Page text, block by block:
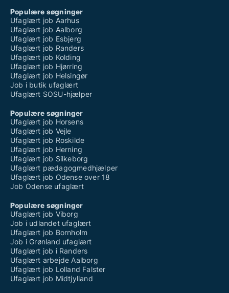
Populære søgninger
Ufaglært job Aarhus
Ufaglært job Aalborg
Ufaglært job Esbjerg
Ufaglært job Randers
Ufaglært job Kolding
Ufaglært job Hjørring
Ufaglært job Helsingør
Job i butik ufaglært
Ufaglært SOSU-hjælper
Populære søgninger
Ufaglært job Horsens
Ufaglært job Vejle
Ufaglært job Roskilde
Ufaglært job Herning
Ufaglært job Silkeborg
Ufaglært pædagogmedhjælper
Ufaglært job Odense over 18
Job Odense ufaglært
Populære søgninger
Ufaglært job Viborg
Job i udlandet ufaglært
Ufaglært job Bornholm
Job i Grønland ufaglært
Ufaglært job i Randers
Ufaglært arbejde Aalborg
Ufaglært job Lolland Falster
Ufaglært job Midtjylland